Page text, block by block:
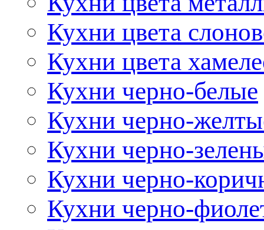
Кухни цвета
Кухни цвета
Кухни черно-белые
Кухни черно-
Кухни черно-
Кухни черно-
Кухни черно-